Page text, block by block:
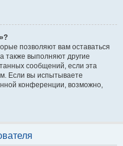
позволяют вам оставаться
также выполняют другие
сообщений, если эта
Если вы испытываете
конференции, возможно,